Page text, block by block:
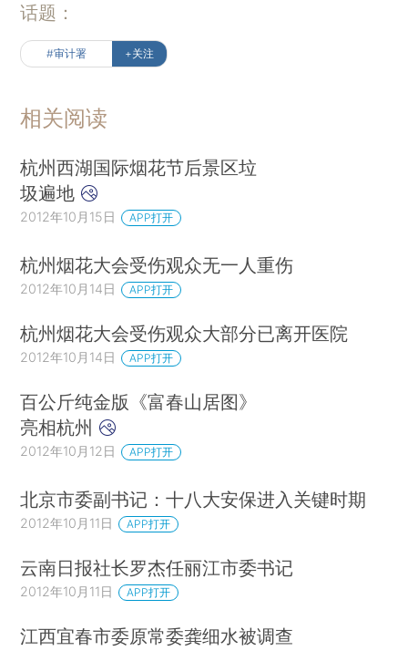
话题：
#审计署 +关注
相关阅读
杭州西湖国际烟花节后景区垃
圾遍地
2012年10月15日 APP打开
杭州烟花大会受伤观众无一人重伤
2012年10月14日 APP打开
杭州烟花大会受伤观众大部分已离开医院
2012年10月14日 APP打开
百公斤纯金版《富春山居图》
亮相杭州
2012年10月12日 APP打开
北京市委副书记：十八大安保进入关键时期
2012年10月11日 APP打开
云南日报社长罗杰任丽江市委书记
2012年10月11日 APP打开
江西宜春市委原常委龚细水被调查